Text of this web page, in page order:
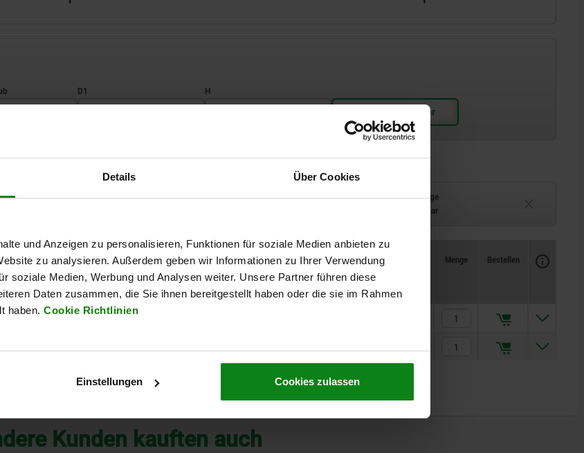
Details Über Cookies
und Anzeigen zu personalisieren, Funktionen für soziale Medien anbieten zu
zu analysieren. Außerdem geben wir Informationen zu Ihrer Verwendung
soziale Medien, Werbung und Analysen weiter. Unsere Partner führen diese
Daten zusammen, die Sie ihnen bereitgestellt haben oder die sie im Rahmen
haben. Cookie Richtlinien
Einstellungen Cookies zulassen
Ab Lager lieferbar
Lieferzeit auf Anfrage
Derzeit nicht lieferbar
H H1 SW1
statische Belastung kN
max.
Anziehdrehmoment an
SW1 Nm
CAD
Verfügbarkeit
Menge Bestellen
73 62 5
TABELLE VERGRÖSSERN
Kunden kauften auch